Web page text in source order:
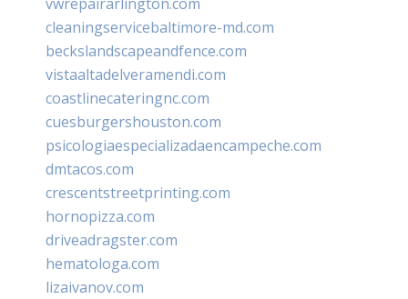
cleaningservicebaltimore-md.com
beckslandscapeandfence.com
vistaaltadelveramendi.com
coastlinecateringnc.com
cuesburgershouston.com
psicologiaespecializadaencampeche.com
dmtacos.com
crescentstreetprinting.com
hornopizza.com
driveadragster.com
hematologa.com
lizaivanov.com